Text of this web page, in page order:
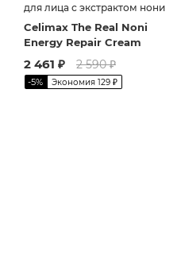
для лица с экстрактом нони
Celimax The Real Noni
Energy Repair Cream
2 461 ₽ 2 590₽
-5% Экономия 129 ₽